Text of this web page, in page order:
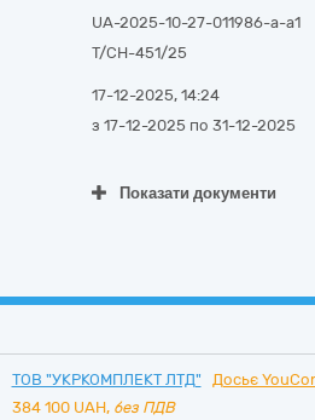
UA-2025-10-27-011986-a-a1
Т/СН-451/25
17-12-2025, 14:24
з 17-12-2025 по 31-12-2025
Показати документи
ТОВ "УКРКОМПЛЕКТ ЛТД"
Досьє
384 100 UAH, без ПДВ